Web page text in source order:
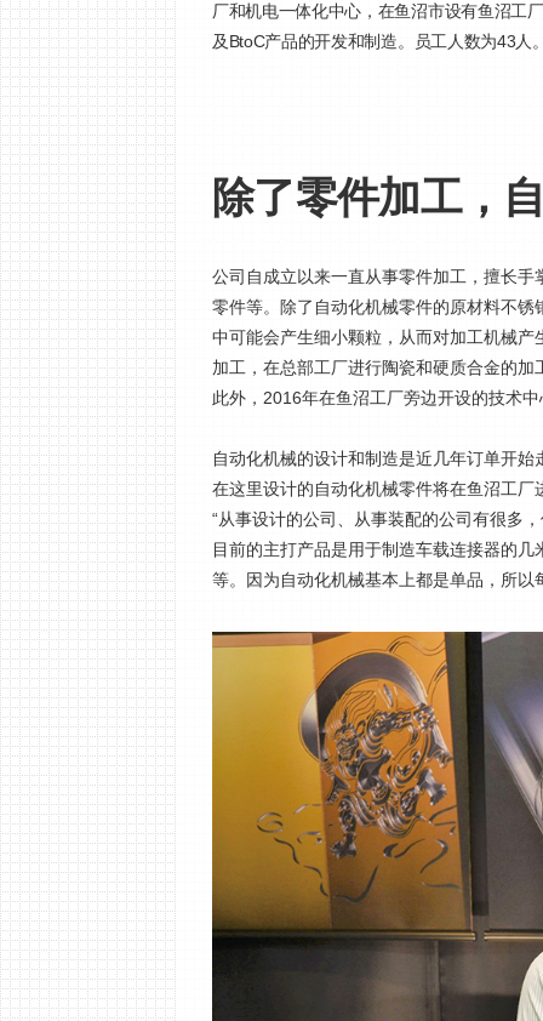
厂和机电一体化中心，在鱼沼市设有鱼沼工
及BtoC产品的开发和制造。员工人数为43人
除了零件加工，
公司自成立以来一直从事零件加工，擅长
零件等。除了自动化机械零件的原材料不
中可能会产生细小颗粒，从而对加工机械
加工，在总部工厂进行陶瓷和硬质合金的加
此外，2016年在鱼沼工厂旁边开设的技术
自动化机械的设计和制造是近几年订单开
在这里设计的自动化机械零件将在鱼沼工
“从事设计的公司、从事装配的公司有很多
目前的主打产品是用于制造车载连接器的
等。因为自动化机械基本上都是单品，所